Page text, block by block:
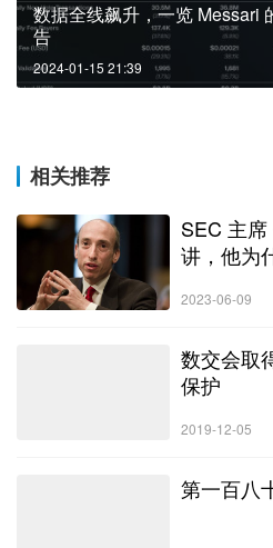
数据全线飙升，一览 Messari
告
2024-01-15 21:39
相关推荐
SEC 主
讲，他为
2023-06-09
数交会取
保护
2019-12-05